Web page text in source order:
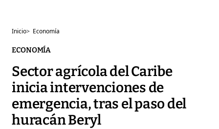
Inicio> Economía
ECONOMÍA
Sector agrícola del Caribe
inicia intervenciones de
emergencia, tras el paso del
huracán Beryl